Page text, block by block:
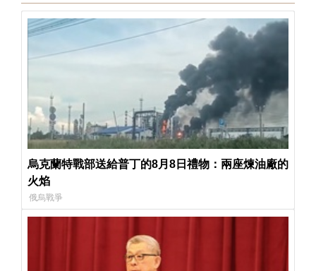
烏克蘭特戰部送給普丁的8月8日禮物：兩座煉油廠的
火焰
俄烏戰爭